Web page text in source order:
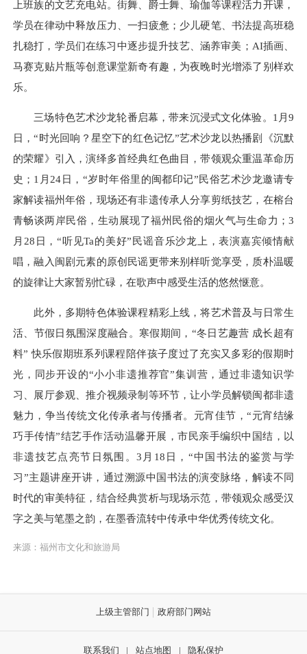
上班族的文艺充电站。街舞、爵士舞、瑜伽等课程活力开课，
学员在律动中释放压力、一扫疲惫；少儿硬笔、书法提高班稳
扎稳打，学员们在练习中逐步提升技艺、涵养审美；AI插画、
马赛克贴片瓶等创意课堂新奇有趣，为夜晚时光增添了别样欢
乐。
三场特色艺术沙龙轮番启幕，带来沉浸式文化体验。1月9
日，“时光回响？星空下的红色记忆”艺术沙龙以热播剧《沉默
的荣耀》引入，演绎多首经典红色曲目，带领观众重温革命历
史；1月24日，“岁时年俗里的闽都印记”民俗艺术沙龙邀请专
家解读福州年俗，现场还有非遗传承人分享剪纸技艺，在榕台
青畅谈两岸民俗，生动展现了福州民俗的烟火气与生命力；3
月28日，“听见Ta的美好”民谣音乐沙龙上，表演嘉宾倾情献
唱，融入闽剧元素的原创民谣更带来别样听觉享受，质朴温暖
的旋律让大家暂别忙碌，在歌声中感受生活的悠然惬意。
此外，多期特色体验课程精彩上线，将艺术普及与日常生
活、节假日氛围深度融合。寒假期间，“冬日艺趣营 成长超有
料” 快乐假期班系列课程陪伴孩子度过了充实又多彩的假期时
光，同步开设的“小小非遗推荐官”集训营，通过非遗知识学
习、展厅参观、推介视频录制等环节，让小学员解锁闽都非遗
魅力，争当传统文化传承者与传播者。元宵佳节，“元宵结缘
巧手传情”结艺手作活动温馨开展，市民亲手编织中国结，以
非遗技艺点亮节日氛围。3月18日，“中国书法的鉴赏与学
习”主题讲座开讲，通过溯源中国书法的演变脉络，解读不同
时代的审美特征，结合经典赏析与现场示范，带领观众感受汉
字之美与笔墨之韵，在墨香流转中传承中华优秀传统文化。
来源：福州市文化和旅游局
上级主管部门 政府部门网站
联系我们 | 站点地图 | 隐私保护